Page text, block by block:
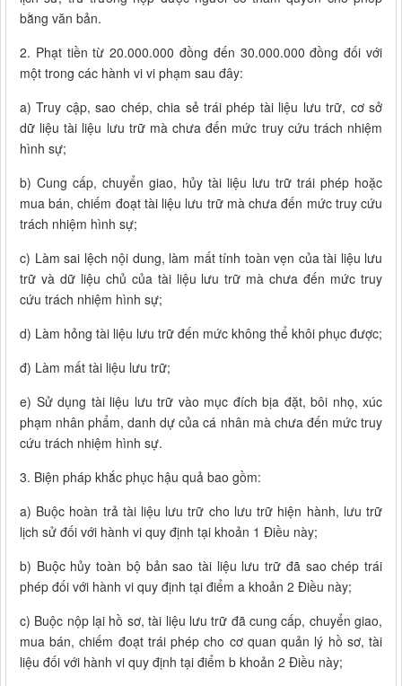
bằng văn bản.
2. Phạt tiền từ 20.000.000 đồng đến 30.000.000 đồng đối với
một trong các hành vi vi phạm sau đây:
a) Truy cập, sao chép, chia sẻ trái phép tài liệu lưu trữ, cơ sở
dữ liệu tài liệu lưu trữ mà chưa đến mức truy cứu trách nhiệm
hình sự;
b) Cung cấp, chuyển giao, hủy tài liệu lưu trữ trái phép hoặc
mua bán, chiếm đoạt tài liệu lưu trữ mà chưa đến mức truy cứu
trách nhiệm hình sự;
c) Làm sai lệch nội dung, làm mất tính toàn vẹn của tài liệu lưu
trữ và dữ liệu chủ của tài liệu lưu trữ mà chưa đến mức truy
cứu trách nhiệm hình sự;
d) Làm hỏng tài liệu lưu trữ đến mức không thể khôi phục được;
đ) Làm mất tài liệu lưu trữ;
e) Sử dụng tài liệu lưu trữ vào mục đích bịa đặt, bôi nhọ, xúc
phạm nhân phẩm, danh dự của cá nhân mà chưa đến mức truy
cứu trách nhiệm hình sự.
3. Biện pháp khắc phục hậu quả bao gồm:
a) Buộc hoàn trả tài liệu lưu trữ cho lưu trữ hiện hành, lưu trữ
lịch sử đối với hành vi quy định tại khoản 1 Điều này;
b) Buộc hủy toàn bộ bản sao tài liệu lưu trữ đã sao chép trái
phép đối với hành vi quy định tại điểm a khoản 2 Điều này;
c) Buộc nộp lại hồ sơ, tài liệu lưu trữ đã cung cấp, chuyển giao,
mua bán, chiếm đoạt trái phép cho cơ quan quản lý hồ sơ, tài
liệu đối với hành vi quy định tại điểm b khoản 2 Điều này;